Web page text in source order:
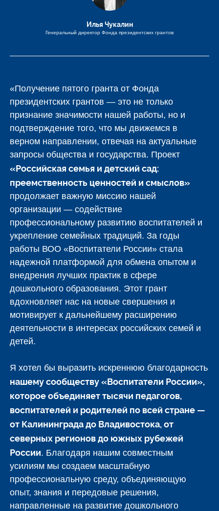
Илья Чукалин
Генеральный директор Фонда президентских грантов
«Получение пятого гранта от Фонда
президентских грантов — это не только
признание значимости нашей работы, но и
подтверждение того, что мы движемся в
верном направлении, отвечая на актуальные
запросы общества и государства. Проект
«Российская семья и детский сад:
преемственность ценностей и смыслов»
продолжает важную миссию нашей
организации — содействие
профессиональному развитию воспитателей и
укрепление семейных традиций. За годы
работы ВОО «Воспитатели России» стала
надежной платформой для обмена опытом и
внедрения лучших практик в сфере
дошкольного образования. Этот грант
вдохновляет нас на новые свершения и
мотивирует к дальнейшему расширению
деятельности в интересах российских семей и
детей.
Я хотел бы выразить искреннюю благодарность
нашему сообществу «Воспитатели России»,
которое объединяет тысячи педагогов,
воспитателей и родителей по всей стране —
от Калининграда до Владивостока, от
северных регионов до южных рубежей
России. Благодаря нашим совместным
усилиям мы создаем масштабную
профессиональную среду, объединяющую
опыт, знания и передовые решения,
направленные на развитие дошкольного